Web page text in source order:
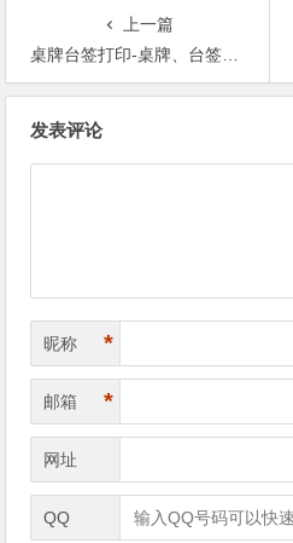
上一篇
桌牌台签打印-桌牌、台签、席卡、座位牌、批量快速打印工具
发表评论
昵称 *
邮箱 *
网址
QQ